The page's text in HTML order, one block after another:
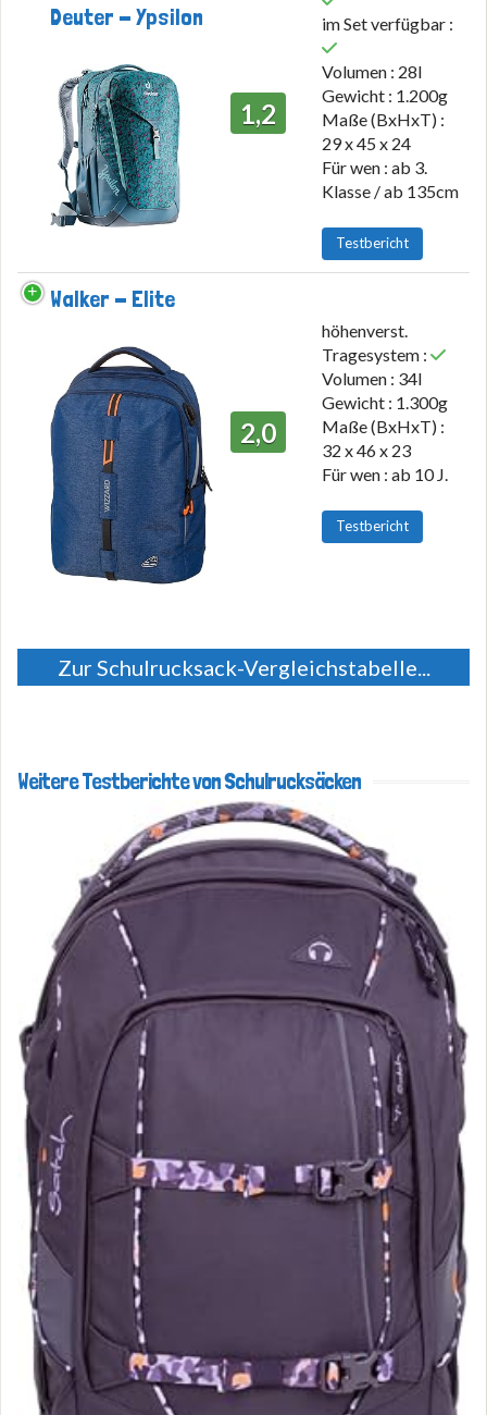
Deuter - Ypsilon
1,2
im Set verfügbar :
Volumen : 28l
Gewicht : 1.200g
Maße (BxHxT) :
29 x 45 x 24
Für wen : ab 3.
Klasse / ab 135cm
Testbericht
Walker - Elite
2,0
höhenverst.
Tragesystem :
Volumen : 34l
Gewicht : 1.300g
Maße (BxHxT) :
32 x 46 x 23
Für wen : ab 10 J.
Testbericht
Zur Schulrucksack-Vergleichstabelle...
Weitere Testberichte von Schulrucksäcken